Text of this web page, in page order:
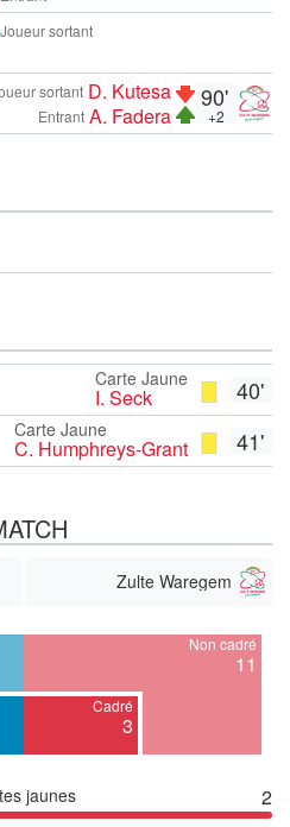
Joueur sortant
90'
+2
sortant D. Kutesa
Entrant A. Fadera
40'
Carte Jaune
I. Seck
41'
Carte Jaune
C. Humphreys-Grant
Zulte Waregem
Cadré
3
Non cadré
11
jaunes 2